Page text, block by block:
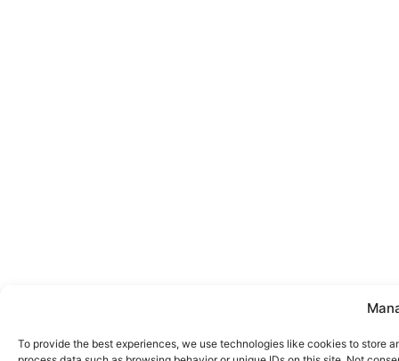
To provide the best experiences, we use technologies like cookies to store